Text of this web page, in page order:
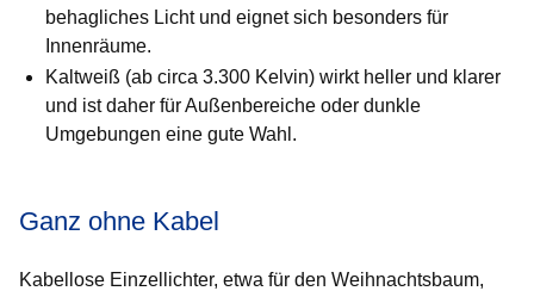
behagliches Licht und eignet sich besonders für
Innenräume.
Kaltweiß (ab circa 3.300 Kelvin) wirkt heller und klarer
und ist daher für Außenbereiche oder dunkle
Umgebungen eine gute Wahl.
Ganz ohne Kabel
Kabellose Einzellichter, etwa für den Weihnachtsbaum,